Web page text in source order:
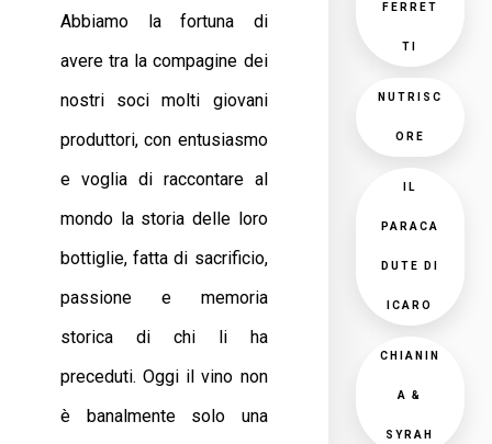
Abbiamo la fortuna di
avere tra la compagine dei
nostri soci molti giovani
produttori, con entusiasmo
e voglia di raccontare al
mondo la storia delle loro
bottiglie, fatta di sacrificio,
passione e memoria
storica di chi li ha
preceduti. Oggi il vino non
è banalmente solo una
FERRET
TI
NUTRISC
ORE
IL
PARACA
DUTE DI
ICARO
CHIANIN
A &
SYRAH